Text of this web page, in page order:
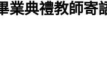
業典禮教師寄